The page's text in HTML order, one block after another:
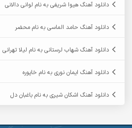
دانلود آهنگ هیوا شریفی به نام لوانی دالانی
دانلود آهنگ حامد الماسی به نام محضر
دانلود آهنگ شهاب لرستانی به نام لیلا تهرانی
دانلود آهنگ ایمان نوری به نام خاپوره
دانلود آهنگ اشکان شیری به نام باغبان دل